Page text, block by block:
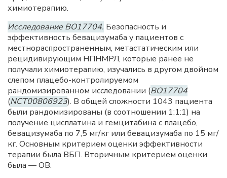
химиотерапию.
Исследование BO17704. Безопасность и
эффективность бевацизумаба у пациентов с
местнораспространенным, метастатическим или
рецидивирующим НПНМРЛ, которые ранее не
получали химиотерапию, изучались в другом двойном
слепом плацебо-контролируемом
рандомизированном исследовании (BO17704
(NCT00806923). В общей сложности 1043 пациента
были рандомизированы (в соотношении 1:1:1) на
получение цисплатина и гемцитабина с плацебо,
бевацизумаба по 7,5 мг/кг или бевацизумаба по 15 мг/
кг. Основным критерием оценки эффективности
терапии была ВБП. Вторичным критерием оценки
была — ОВ.